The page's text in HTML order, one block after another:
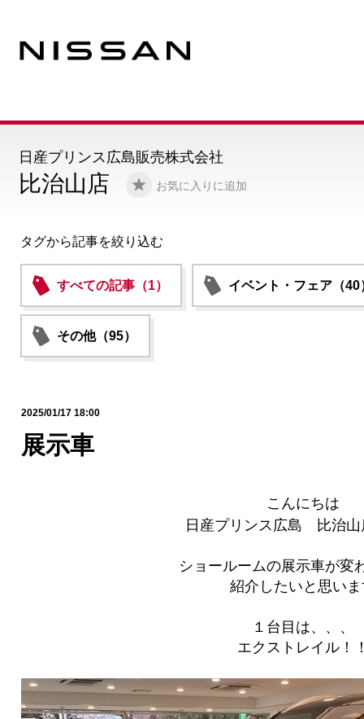
比治山店 お気に入りに追加
日産プリンス広島販売株式会社
タグから記事を絞り込む
すべての記事（1） イベント・フェア（40
その他（95）
2025/01/17 18:00
展示車
こんにちは
日産プリンス広島 比治山
ショールームの展示車が変
紹介したいと思い
１台目は、、、
エクストレイル！